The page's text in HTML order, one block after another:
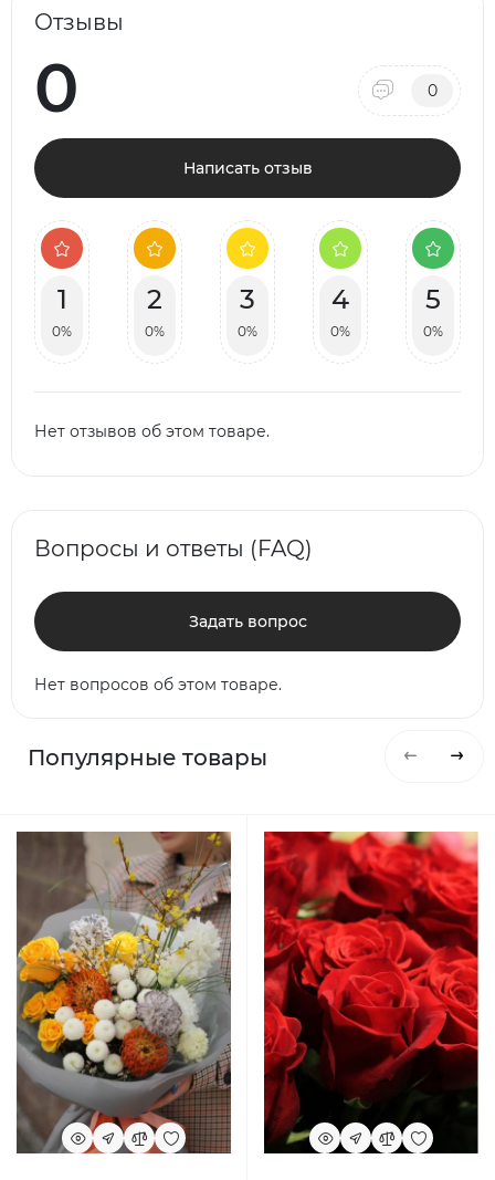
Отзывы
0 0
Написать отзыв
1
0%
2
0%
3
0%
4
0%
5
0%
Нет отзывов об этом товаре.
Вопросы и ответы (FAQ)
Задать вопрос
Нет вопросов об этом товаре.
Популярные товары